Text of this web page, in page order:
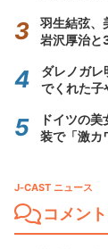
羽生結弦、
岩沢厚治
ダレノガ
でくれた子
ドイツの
装で「激
J-CAST ニュース
コメン